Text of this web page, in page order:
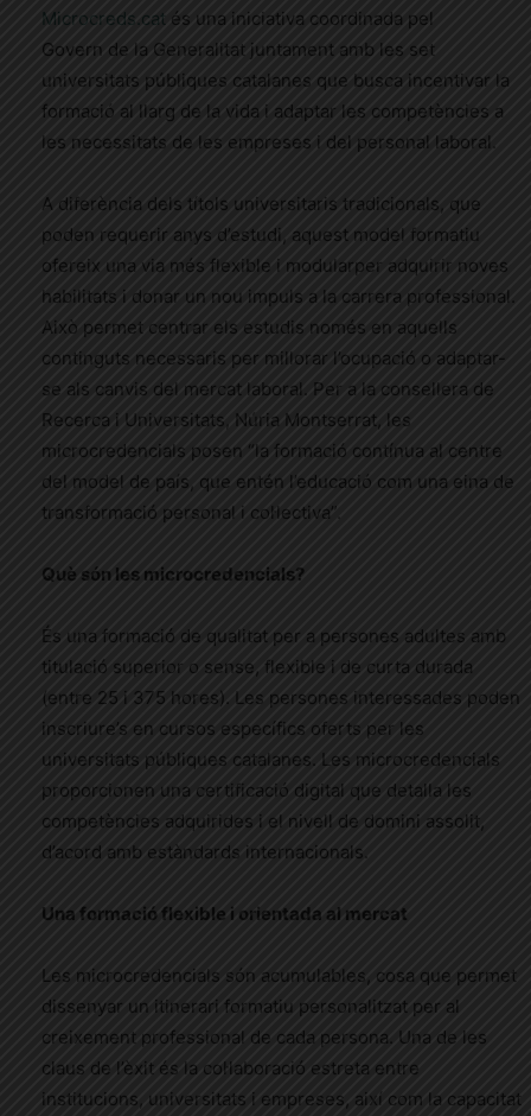
Microcreds.cat és una iniciativa coordinada pel
Govern de la Generalitat juntament amb les set
universitats públiques catalanes que busca incentivar la
formació al llarg de la vida i adaptar les competències a
les necessitats de les empreses i del personal laboral.
A diferència dels títols universitaris tradicionals, que
poden requerir anys d’estudi, aquest model formatiu
ofereix una via més flexible i modularper adquirir noves
habilitats i donar un nou impuls a la carrera professional.
Això permet centrar els estudis només en aquells
continguts necessaris per millorar l’ocupació o adaptar-
se als canvis del mercat laboral. Per a la consellera de
Recerca i Universitats, Núria Montserrat, les
microcredencials posen “la formació contínua al centre
del model de país, que entén l’educació com una eina de
transformació personal i col·lectiva”.
Què són les microcredencials?
És una formació de qualitat per a persones adultes amb
titulació superior o sense, flexible i de curta durada
(entre 25 i 375 hores). Les persones interessades poden
inscriure’s en cursos específics oferts per les
universitats públiques catalanes. Les microcredencials
proporcionen una certificació digital que detalla les
competències adquirides i el nivell de domini assolit,
d’acord amb estàndards internacionals.
Una formació flexible i orientada al mercat
Les microcredencials són acumulables, cosa que permet
dissenyar un itinerari formatiu personalitzat per al
creixement professional de cada persona. Una de les
claus de l’èxit és la col·laboració estreta entre
institucions, universitats i empreses, així com la capacitat